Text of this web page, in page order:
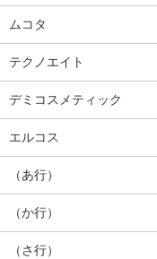
ムコタ
テクノエイト
デミコスメティック
エルコス
（あ行）
（か行）
（さ行）